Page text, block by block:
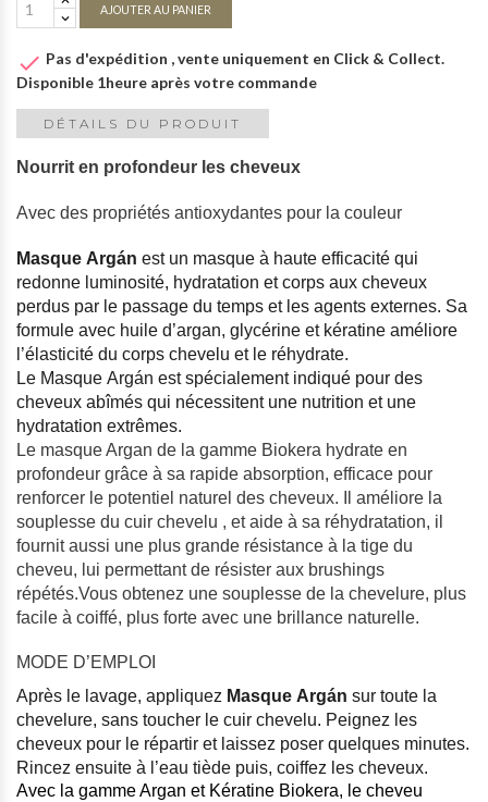
AJOUTER AU PANIER
 Pas d'expédition , vente uniquement en Click & Collect.
Disponible 1heure après votre commande
DÉTAILS DU PRODUIT
Nourrit en profondeur les cheveux
Avec des propriétés antioxydantes pour la couleur
Masque Argán est un masque à haute efficacité qui
redonne luminosité, hydratation et corps aux cheveux
perdus par le passage du temps et les agents externes. Sa
formule avec huile d’argan, glycérine et kératine améliore
l’élasticité du corps chevelu et le réhydrate.
Le Masque Argán est spécialement indiqué pour des
cheveux abîmés qui nécessitent une nutrition et une
hydratation extrêmes.
Le masque Argan de la gamme Biokera hydrate en
profondeur grâce à sa rapide absorption, efficace pour
renforcer le potentiel naturel des cheveux. Il améliore la
souplesse du cuir chevelu , et aide à sa réhydratation, il
fournit aussi une plus grande résistance à la tige du
cheveu, lui permettant de résister aux brushings
répétés.Vous obtenez une souplesse de la chevelure, plus
facile à coiffé, plus forte avec une brillance naturelle.
MODE D’EMPLOI
Après le lavage, appliquez Masque Argán sur toute la
chevelure, sans toucher le cuir chevelu. Peignez les
cheveux pour le répartir et laissez poser quelques minutes.
Rincez ensuite à l’eau tiède puis, coiffez les cheveux.
Avec la gamme Argan et Kératine Biokera, le cheveu